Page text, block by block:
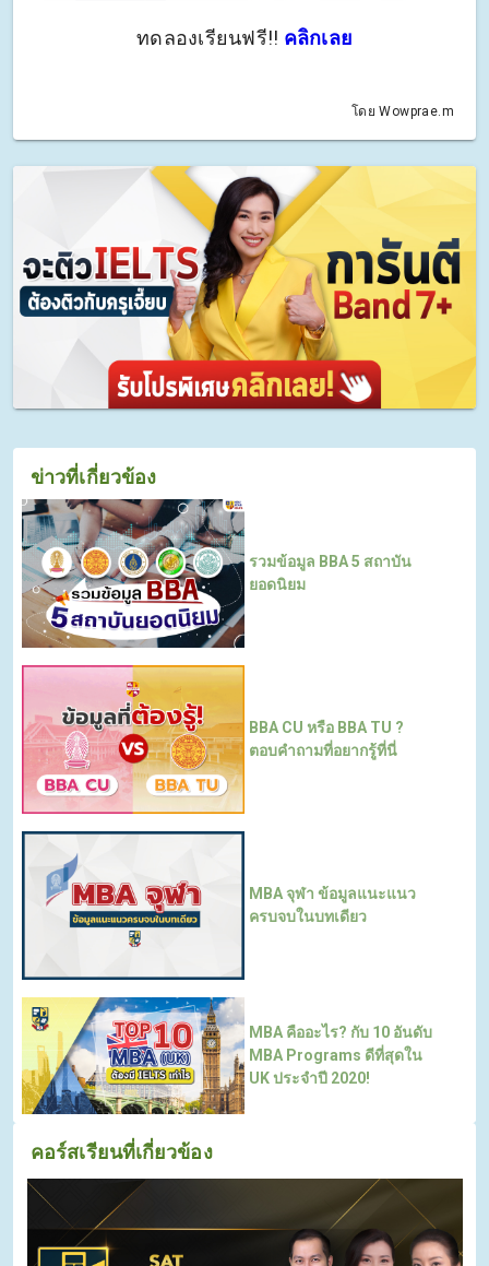
ทดลองเรียนฟรี!! คลิกเลย
โดย Wowprae.m
ข่าวที่เกี่ยวข้อง
รวมข้อมูล BBA 5 สถาบัน
ยอดนิยม
BBA CU หรือ BBA TU ?
ตอบคำถามที่อยากรู้ที่นี่
MBA จุฬา ข้อมูลแนะแนว
ครบจบในบทเดียว
MBA คืออะไร? กับ 10 อันดับ
MBA Programs ดีที่สุดใน
UK ประจำปี 2020!
คอร์สเรียนที่เกี่ยวข้อง